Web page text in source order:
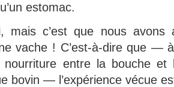
estomac.
mais c’est que nous avons
vache ! C’est-à-dire que —
nourriture entre la bouche et
bovin — l’expérience vécue